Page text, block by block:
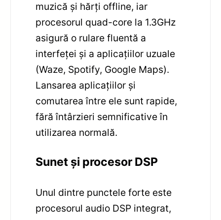
muzică și hărți offline, iar
procesorul quad-core la 1.3GHz
asigură o rulare fluentă a
interfeței și a aplicațiilor uzuale
(Waze, Spotify, Google Maps).
Lansarea aplicațiilor și
comutarea între ele sunt rapide,
fără întârzieri semnificative în
utilizarea normală.
Sunet și procesor DSP
Unul dintre punctele forte este
procesorul audio DSP integrat,